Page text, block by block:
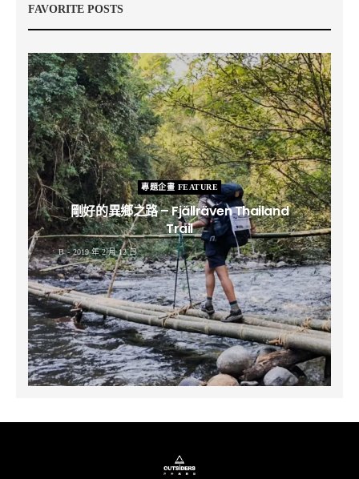
FAVORITE POSTS
專題企畫 FEATURE
剛好的異鄉之路 – Fjällräven Thailand
Trail
B 2019 年 2 月 12 日